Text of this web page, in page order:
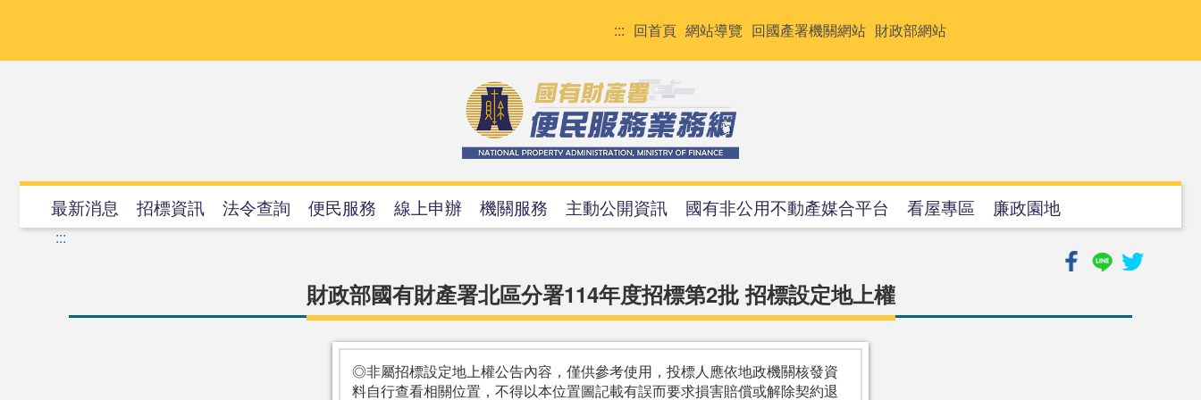
要
::: 回首頁 網站導覽 回國產署機關網站 財政部網站
最新消息 招標資訊 法令查詢 便民服務 線上申辦 機關服務 主動公開資訊 國有非公用不動產媒合平台 看屋專區 廉政園地
:::
財政部國有財產署北區分署114年度招標第2批 招標設定地上權
◎非屬招標設定地上權公告內容，僅供參考使用，投標人應依地政機關核發資
料自行查看相關位置，不得以本位置圖記載有誤而要求損害賠償或解除契約退